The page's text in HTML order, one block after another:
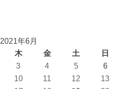
2021年6月
木 金 土
日
3 4 5
6
10 11 12
13